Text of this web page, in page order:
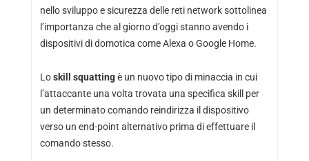
nello sviluppo e sicurezza delle reti network sottolinea
l’importanza che al giorno d’oggi stanno avendo i
dispositivi di domotica come Alexa o Google Home.
Loskill squattingè un nuovo tipo di minaccia in cui
l’attaccante una volta trovata una specifica skill per
un determinato comando reindirizza il dispositivo
verso un end-point alternativo prima di effettuare il
comando stesso.